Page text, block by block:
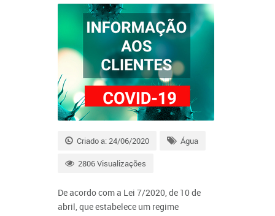
Criado a: 24/06/2020 Água
2806 Visualizações
De acordo com a Lei 7/2020, de 10 de
abril, que estabelece um regime